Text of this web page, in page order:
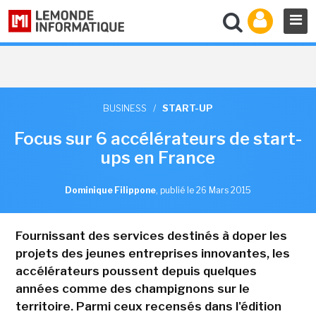
BUSINESS / START-UP
Focus sur 6 accélérateurs de start-
ups en France
Dominique Filippone, publié le 26 Mars 2015
Fournissant des services destinés à doper les
projets des jeunes entreprises innovantes, les
accélérateurs poussent depuis quelques
années comme des champignons sur le
territoire. Parmi ceux recensés dans l'édition